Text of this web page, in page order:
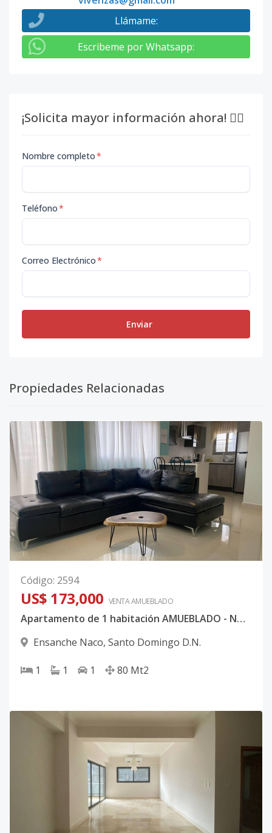
Llámame:
Escribeme por Whatsapp:
¡Solicita mayor información ahora! 👇🏽
Nombre completo*
Teléfono*
Correo Electrónico*
Enviar
Propiedades Relacionadas
Código: 2594
US$ 173,000 VENTA AMUEBLADO
Apartamento de 1 habitación AMUEBLADO - NACO - PISCINA - 50 MB WIFI
Ensanche Naco, Santo Domingo D.N.
1 1 1 80 Mt2